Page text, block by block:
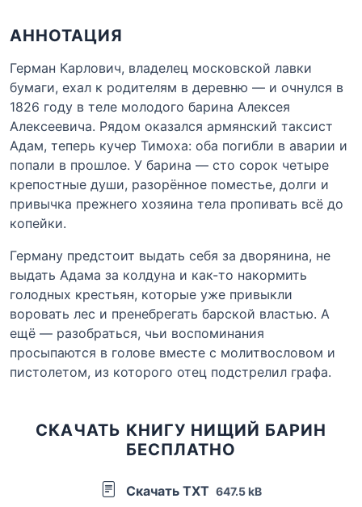
АННОТАЦИЯ
Герман Карлович, владелец московской лавки
бумаги, ехал к родителям в деревню — и очнулся в
1826 году в теле молодого барина Алексея
Алексеевича. Рядом оказался армянский таксист
Адам, теперь кучер Тимоха: оба погибли в аварии и
попали в прошлое. У барина — сто сорок четыре
крепостные души, разорённое поместье, долги и
привычка прежнего хозяина тела пропивать всё до
копейки.
Герману предстоит выдать себя за дворянина, не
выдать Адама за колдуна и как-то накормить
голодных крестьян, которые уже привыкли
воровать лес и пренебрегать барской властью. А
ещё — разобраться, чьи воспоминания
просыпаются в голове вместе с молитвословом и
пистолетом, из которого отец подстрелил графа.
СКАЧАТЬ КНИГУ НИЩИЙ БАРИН
БЕСПЛАТНО
Скачать TXT 647.5 kB